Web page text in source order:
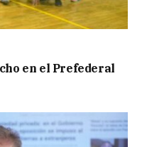
en el Prefederal